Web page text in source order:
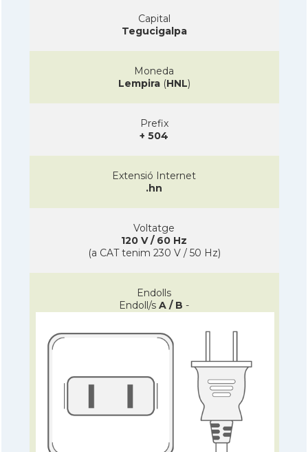
Capital
Tegucigalpa
Moneda
Lempira(HNL)
Prefix
+ 504
Extensió Internet
.hn
Voltatge
120 V / 60 Hz
(a CAT tenim 230 V / 50 Hz)
Endolls
Endoll/s A / B -